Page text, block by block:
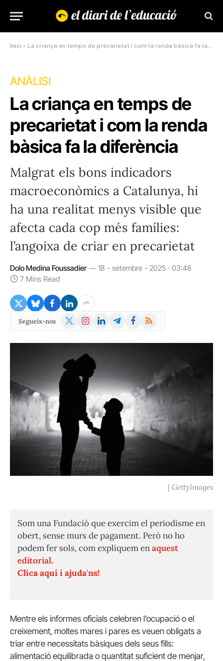
Inici » La criança en temps de precarietat i com la renda bàsica fa la diferència
ANÀLISI
La criança en temps de
precarietat i com la renda
bàsica fa la diferència
Malgrat els bons indicadors
macroeconòmics a Catalunya, hi
ha una realitat menys visible que
afecta cada cop més famílies:
l’angoixa de criar en precarietat
Dolo Medina Foussadier
18 - setembre - 2025 · 03:48
7 Mins Read
Segueix-nos
X
Instagram
LinkedInTelegramFacebook
RSS
| GettyImages
Som una Fundació que exercim el periodisme en
obert, sense murs de pagament. Però no ho
podem fer sols, com expliquem enaquest
editorial.
Clica aquí i ajuda'ns!
Mentre els informes oficials celebren l’ocupació o el
creixement, moltes mares i pares es veuen obligats a
triar entre necessitats bàsiques dels seus fills:
alimentació equilibrada o quantitat suficient de menjar,